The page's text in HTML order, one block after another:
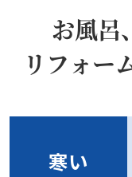
お風呂
リフォー
寒い